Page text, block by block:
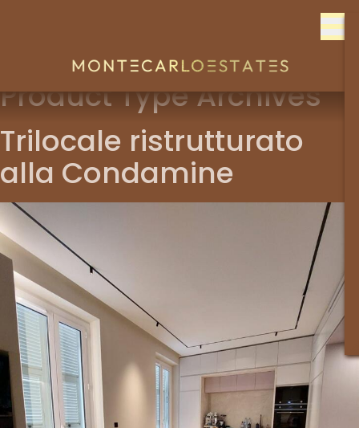
Product Type Archives
Trilocale ristrutturato
alla Condamine